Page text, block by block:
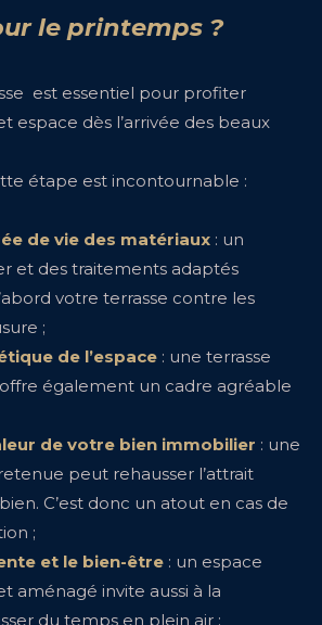
le printemps ?
est essentiel pour profiter
espace dès l’arrivée des beaux
étape est incontournable :
de vie des matériaux : un
et des traitements adaptés
votre terrasse contre les
;
de l’espace : une terrasse
également un cadre agréable
de votre bien immobilier : une
peut rehausser l’attrait
C’est donc un atout en cas de
;
et le bien-être : un espace
aménagé invite aussi à la
du temps en plein air ;